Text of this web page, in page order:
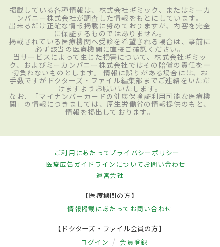
掲載している各種情報は、株式会社ギミック、またはミーカ
ンパニー株式会社が調査した情報をもとにしています。
出来るだけ正確な情報掲載に努めておりますが、内容を完全
に保証するものではありません。
掲載されている医療機関へ受診を希望される場合は、事前に
必ず該当の医療機関に直接ご確認ください。
当サービスによって生じた損害について、株式会社ギミッ
ク、およびミーカンパニー株式会社ではその賠償の責任を一
切負わないものとします。 情報に誤りがある場合には、お
手数ですがドクターズ・ファイル編集部までご連絡をいただ
けますようお願いいたします。
なお、「マイナンバーカードの健康保険証利用可能な医療機
関」の情報につきましては、厚生労働省の情報提供のもと、
情報を掲出しております。
ご利用にあたってプライバシーポリシー
医療広告ガイドラインについてお問い合わせ
運営会社
【医療機関の方】
情報掲載にあたって お問い合わせ
【ドクターズ・ファイル会員の方】
ログイン 会員登録